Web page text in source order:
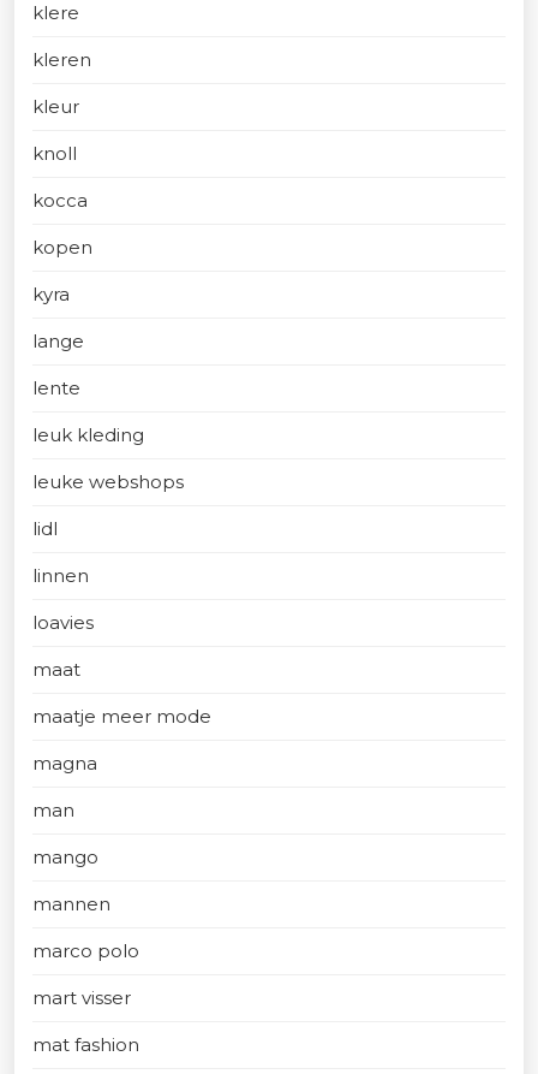
klere
kleren
kleur
knoll
kocca
kopen
kyra
lange
lente
leuk kleding
leuke webshops
lidl
linnen
loavies
maat
maatje meer mode
magna
man
mango
mannen
marco polo
mart visser
mat fashion